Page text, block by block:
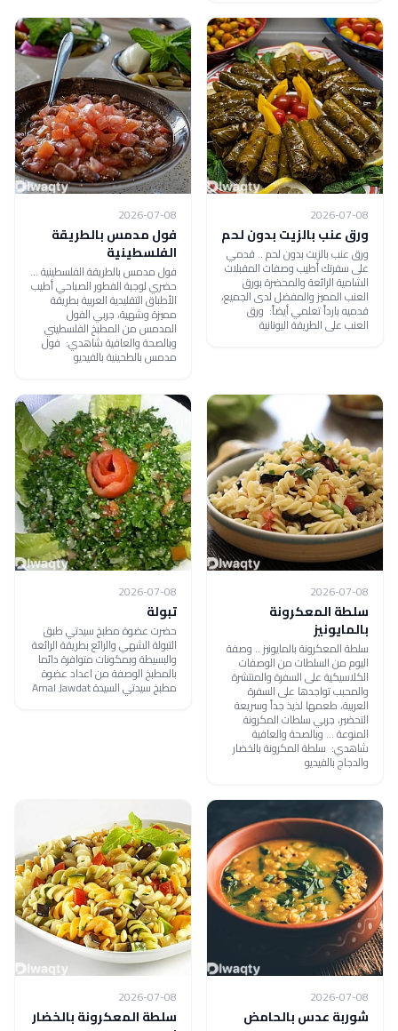
2026-07-08
ورق عنب بالزيت بدون لحم
ورق عنب بالزيت بدون لحم .. قدمي
على سفرتك أطيب وصفات المقبلات
الشامية الرائعة والمحضرة بورق
العنب المميز والمفضل لدى الجميع،
قدميه بارداً تعلمي أيضاً: ورق
العنب على الطريقة اليونانية
2026-07-08
فول مدمس بالطريقة
الفلسطينية
فول مدمس بالطريقة الفلسطينية ...
حضري لوجبة الفطور الصباحي أطيب
الأطباق التقليدية العربية بطريقة
مميزة وشهية، جربي الفول
المدمس من المطبخ الفلسطيني
وبالصحة والعافية شاهدي: فول
مدمس بالطحينية بالفيديو
2026-07-08
سلطة المعكرونة
بالمايونيز
سلطة المعكرونة بالمايونيز .. وصفة
اليوم من السلطات من الوصفات
الكلاسيكية على السفرة والمنتشرة
والمحبب تواجدها على السفرة
العربية، طعمها لذيذ جداً وسريعة
التحضير، جربي سلطات المكرونة
المنوعة ... وبالصحة والعافية
شاهدي: سلطة المكرونة بالخضار
والدجاج بالفيديو
2026-07-08
تبولة
حضرت عضوة مطبخ سيدتي طبق
التبولة الشهي والرائع بطريقة الرائعة
والبسيطة وبمكونات متوافرة دائما
بالمطبخ الوصفة من اعداد عضوة
مطبخ سيدتي السيدة Amal Jawdat
2026-07-08
شوربة عدس بالحامض
2026-07-08
سلطة المعكرونة بالخضار